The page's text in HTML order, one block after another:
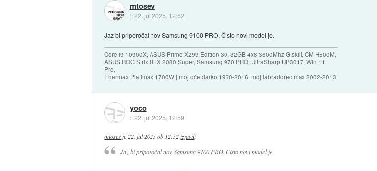
mtosev
::22. jul 2025, 12:52
Jaz bi priporočal nov Samsung 9100 PRO. Čisto novi model je.
Core i9 10900X, ASUS Prime X299 Edition 30, 32GB 4x8 3600Mhz G.skill, CM H500M,
ASUS ROG Strix RTX 2080 Super, Samsung 970 PRO, UltraSharp UP3017, Win 11
Pro,
Enermax Platimax 1700W | moj oče darko 1960-2016, moj labradorec max 2002-2013
yoco
::22. jul 2025, 12:59
mtosevje22. jul 2025 ob 12:52 izjavil:
Jaz bi priporočal nov Samsung 9100 PRO. Čisto novi model je.